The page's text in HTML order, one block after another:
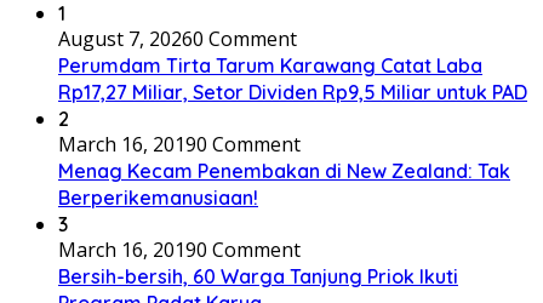
1
August 7, 20260 Comment
Perumdam Tirta Tarum Karawang Catat Laba
Rp17,27 Miliar, Setor Dividen Rp9,5 Miliar untuk PAD
2
March 16, 20190 Comment
Menag Kecam Penembakan di New Zealand: Tak
Berperikemanusiaan!
3
March 16, 20190 Comment
Bersih-bersih, 60 Warga Tanjung Priok Ikuti